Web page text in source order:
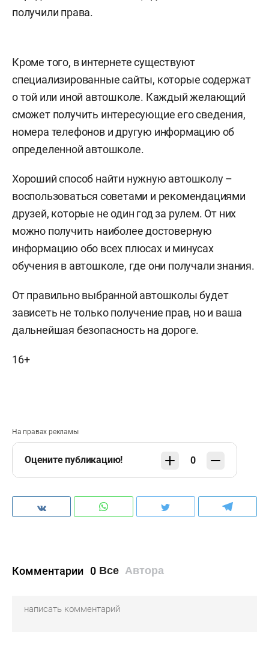
получили права.
Кроме того, в интернете существуют
специализированные сайты, которые содержат
о той или иной автошколе. Каждый желающий
сможет получить интересующие его сведения,
номера телефонов и другую информацию об
определенной автошколе.
Хороший способ найти нужную автошколу –
воспользоваться советами и рекомендациями
друзей, которые не один год за рулем. От них
можно получить наиболее достоверную
информацию обо всех плюсах и минусах
обучения в автошколе, где они получали знания.
От правильно выбранной автошколы будет
зависеть не только получение прав, но и ваша
дальнейшая безопасность на дороге.
16+
На правах рекламы
Оцените публикацию! 0
Комментарии 0 Все Автора